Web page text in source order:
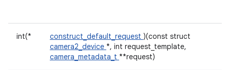
int(* construct_default_request )(const struct
camera2_device *, int request_template,
camera_metadata_t **request)